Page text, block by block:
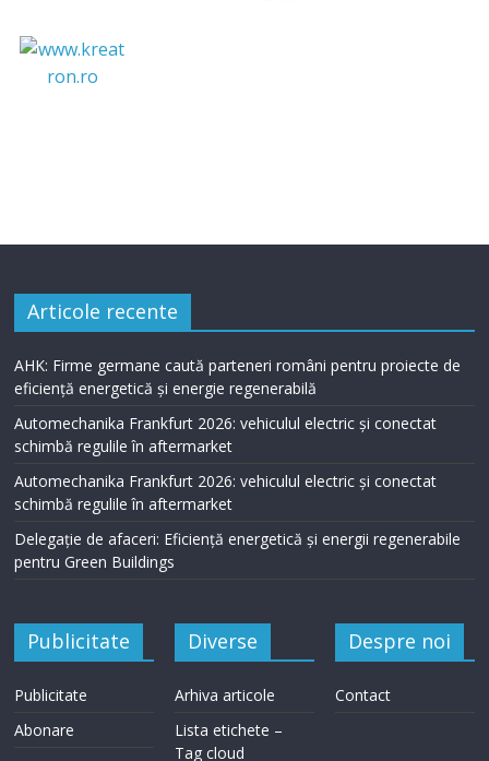
Articole recente
AHK: Firme germane caută parteneri români pentru proiecte de
eficiență energetică și energie regenerabilă
Automechanika Frankfurt 2026: vehiculul electric și conectat
schimbă regulile în aftermarket
Automechanika Frankfurt 2026: vehiculul electric și conectat
schimbă regulile în aftermarket
Delegație de afaceri: Eficiență energetică și energii regenerabile
pentru Green Buildings
Publicitate
Publicitate
Abonare
Diverse
Arhiva articole
Lista etichete –
Tag cloud
Despre noi
Contact